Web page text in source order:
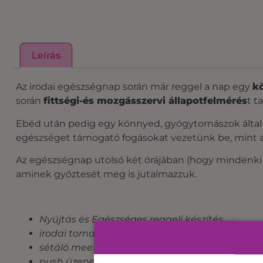
Leírás
Az irodai egészségnap során már reggel a nap egy
során fittségi-és mozgásszervi állapotfelmérést
Ebéd után pedig egy könnyed, gyógytornászok
egészséget támogató fogásokat vezetünk be, mint
Az egészségnap utolsó két órájában (hogy
aminek győztesét meg is jutalmazzuk.
Nyújtás és Egészséges reggeli készítés
irodai torna (gyógytornász szemmel)
sétáló meeting